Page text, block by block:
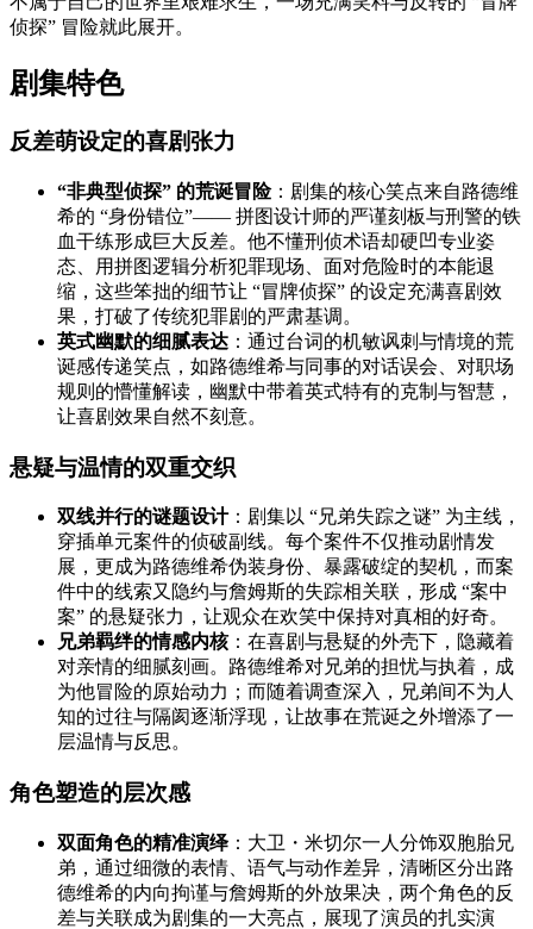
侦探” 冒险就此展开。
剧集特色
反差萌设定的喜剧张力
“非典型侦探” 的荒诞冒险：剧集的核心笑点来自路德维
希的 “身份错位”—— 拼图设计师的严谨刻板与刑警的铁
血干练形成巨大反差。他不懂刑侦术语却硬凹专业姿
态、用拼图逻辑分析犯罪现场、面对危险时的本能退
缩，这些笨拙的细节让 “冒牌侦探” 的设定充满喜剧效
果，打破了传统犯罪剧的严肃基调。
英式幽默的细腻表达 ：通过台词的机敏讽刺与情境的荒
诞感传递笑点，如路德维希与同事的对话误会、对职场
规则的懵懂解读，幽默中带着英式特有的克制与智慧，
让喜剧效果自然不刻意。
悬疑与温情的双重交织
双线并行的谜题设计：剧集以 “兄弟失踪之谜” 为主线，
穿插单元案件的侦破副线。每个案件不仅推动剧情发
展，更成为路德维希伪装身份、暴露破绽的契机，而案
件中的线索又隐约与詹姆斯的失踪相关联，形成 “案中
案” 的悬疑张力，让观众在欢笑中保持对真相的好奇。
兄弟羁绊的情感内核：在喜剧与悬疑的外壳下，隐藏着
对亲情的细腻刻画。路德维希对兄弟的担忧与执着，成
为他冒险的原始动力；而随着调查深入，兄弟间不为人
知的过往与隔阂逐渐浮现，让故事在荒诞之外增添了一
层温情与反思。
角色塑造的层次感
双面角色的精准演绎 ：大卫・米切尔一人分饰双胞胎兄
弟，通过细微的表情、语气与动作差异，清晰区分出路
德维希的内向拘谨与詹姆斯的外放果决，两个角色的反
差与关联成为剧集的一大亮点，展现了演员的扎实演